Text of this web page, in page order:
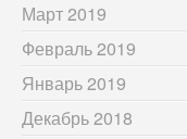
Март 2019
Февраль 2019
Январь 2019
Декабрь 2018